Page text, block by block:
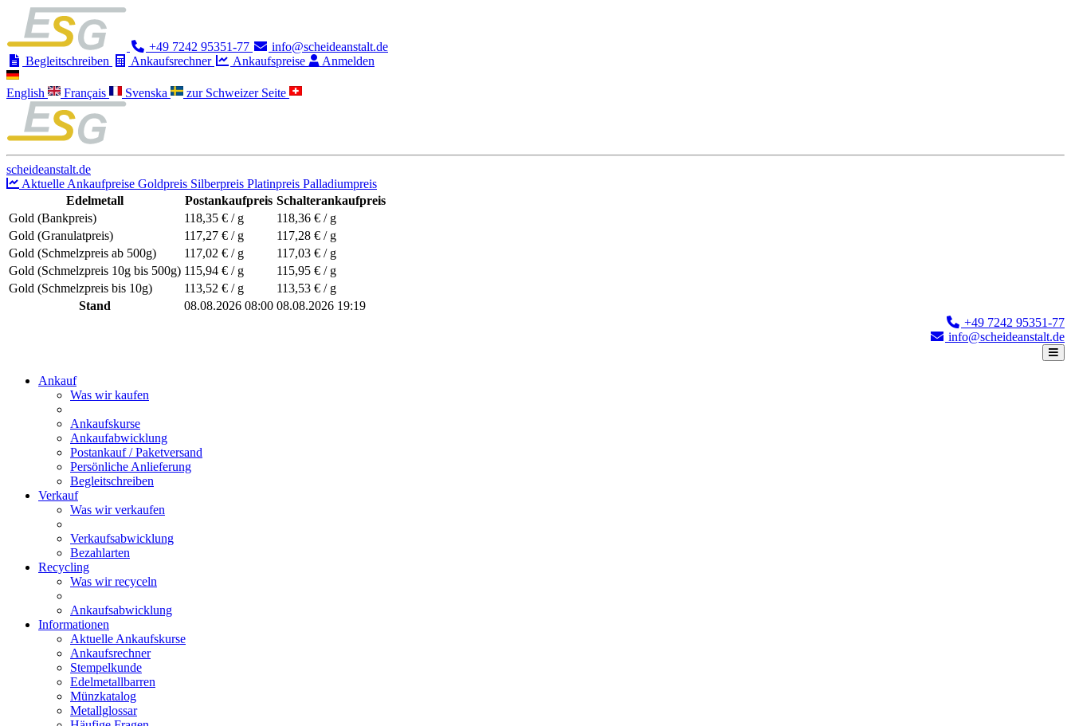
+49 7242 95351-77
info@scheideanstalt.de
Begleitschreiben
Ankaufsrechner Ankaufspreise Anmelden
English Français Svenska zur Schweizer Seite
scheideanstalt.de
Aktuelle Ankaufpreise Goldpreis Silberpreis Platinpreis Palladiumpreis
Edelmetall
Postankaufpreis Schalterankaufpreis
Gold (Bankpreis)
118,35 € / g 118,36 € / g
Gold (Granulatpreis)
117,27 € / g 117,28 € / g
Gold (Schmelzpreis ab 500g)
117,02 € / g 117,03 € / g
Gold (Schmelzpreis 10g bis 500g) 115,94 € / g 115,95 € / g
Gold (Schmelzpreis bis 10g)
113,52 € / g 113,53 € / g
Stand
08.08.2026 08:00 08.08.2026 19:19
+49 7242 95351-77
info@scheideanstalt.de
Ankauf
Was wir kaufen
Ankaufskurse
Ankaufabwicklung
Postankauf / Paketversand
Persönliche Anlieferung
Begleitschreiben
Verkauf
Was wir verkaufen
Verkaufsabwicklung
Bezahlarten
Recycling
Was wir recyceln
Ankaufsabwicklung
Informationen
Aktuelle Ankaufskurse
Ankaufsrechner
Stempelkunde
Edelmetallbarren
Münzkatalog
Metallglossar